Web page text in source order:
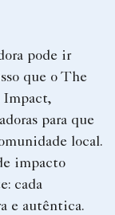
pode ir
que o The
Impact,
para que
local.
impacto
cada
e autêntica.